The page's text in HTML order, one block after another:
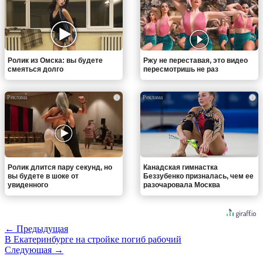
Ролик из Омска: вы будете
смеяться долго
Ржу не переставая, это видео
пересмотришь не раз
i
Ролик длится пару секунд, но
вы будете в шоке от
увиденного
i
Канадская гимнастка
Беззубенко призналась, чем ее
разочаровала Москва
← Предыдущая
В Екатеринбурге на стройке погиб рабочий
Следующая →